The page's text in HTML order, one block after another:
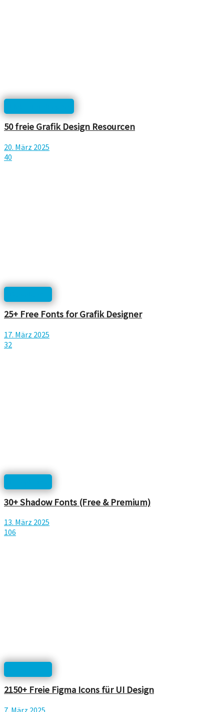
50 freie Grafik Design Resourcen
20. März 2025
40
25+ Free Fonts for Grafik Designer
17. März 2025
32
30+ Shadow Fonts (Free & Premium)
13. März 2025
106
2150+ Freie Figma Icons für UI Design
7. März 2025